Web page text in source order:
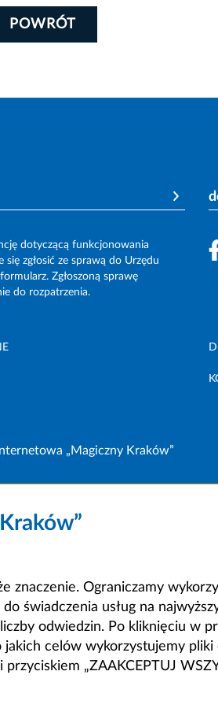
POWRÓT
dotyczącą funkcjonowania
się zgłosić ze sprawą do Urzędu
Zgłoszoną sprawę
do rozpatrzenia.
„Magiczny Kraków”
znaczenie. Ograniczamy
świadczenia usług na
odwiedzin. Po kliknięciu w
jakich celów wykorzystujemy pliki
„ZAAKCEPTUJ